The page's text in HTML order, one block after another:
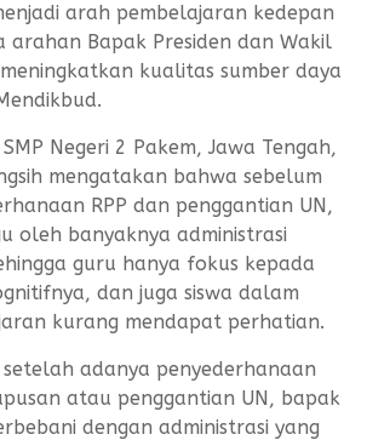
arah pembelajaran kedepan
arahan Bapak Presiden dan Wakil
kualitas sumber daya
Negeri 2 Pakem, Jawa Tengah,
mengatakan bahwa sebelum
RPP dan penggantian UN,
oleh banyaknya administrasi
guru hanya fokus kepada
dan juga siswa dalam
kurang mendapat perhatian.
adanya penyederhanaan
atau penggantian UN, bapak
dengan administrasi yang